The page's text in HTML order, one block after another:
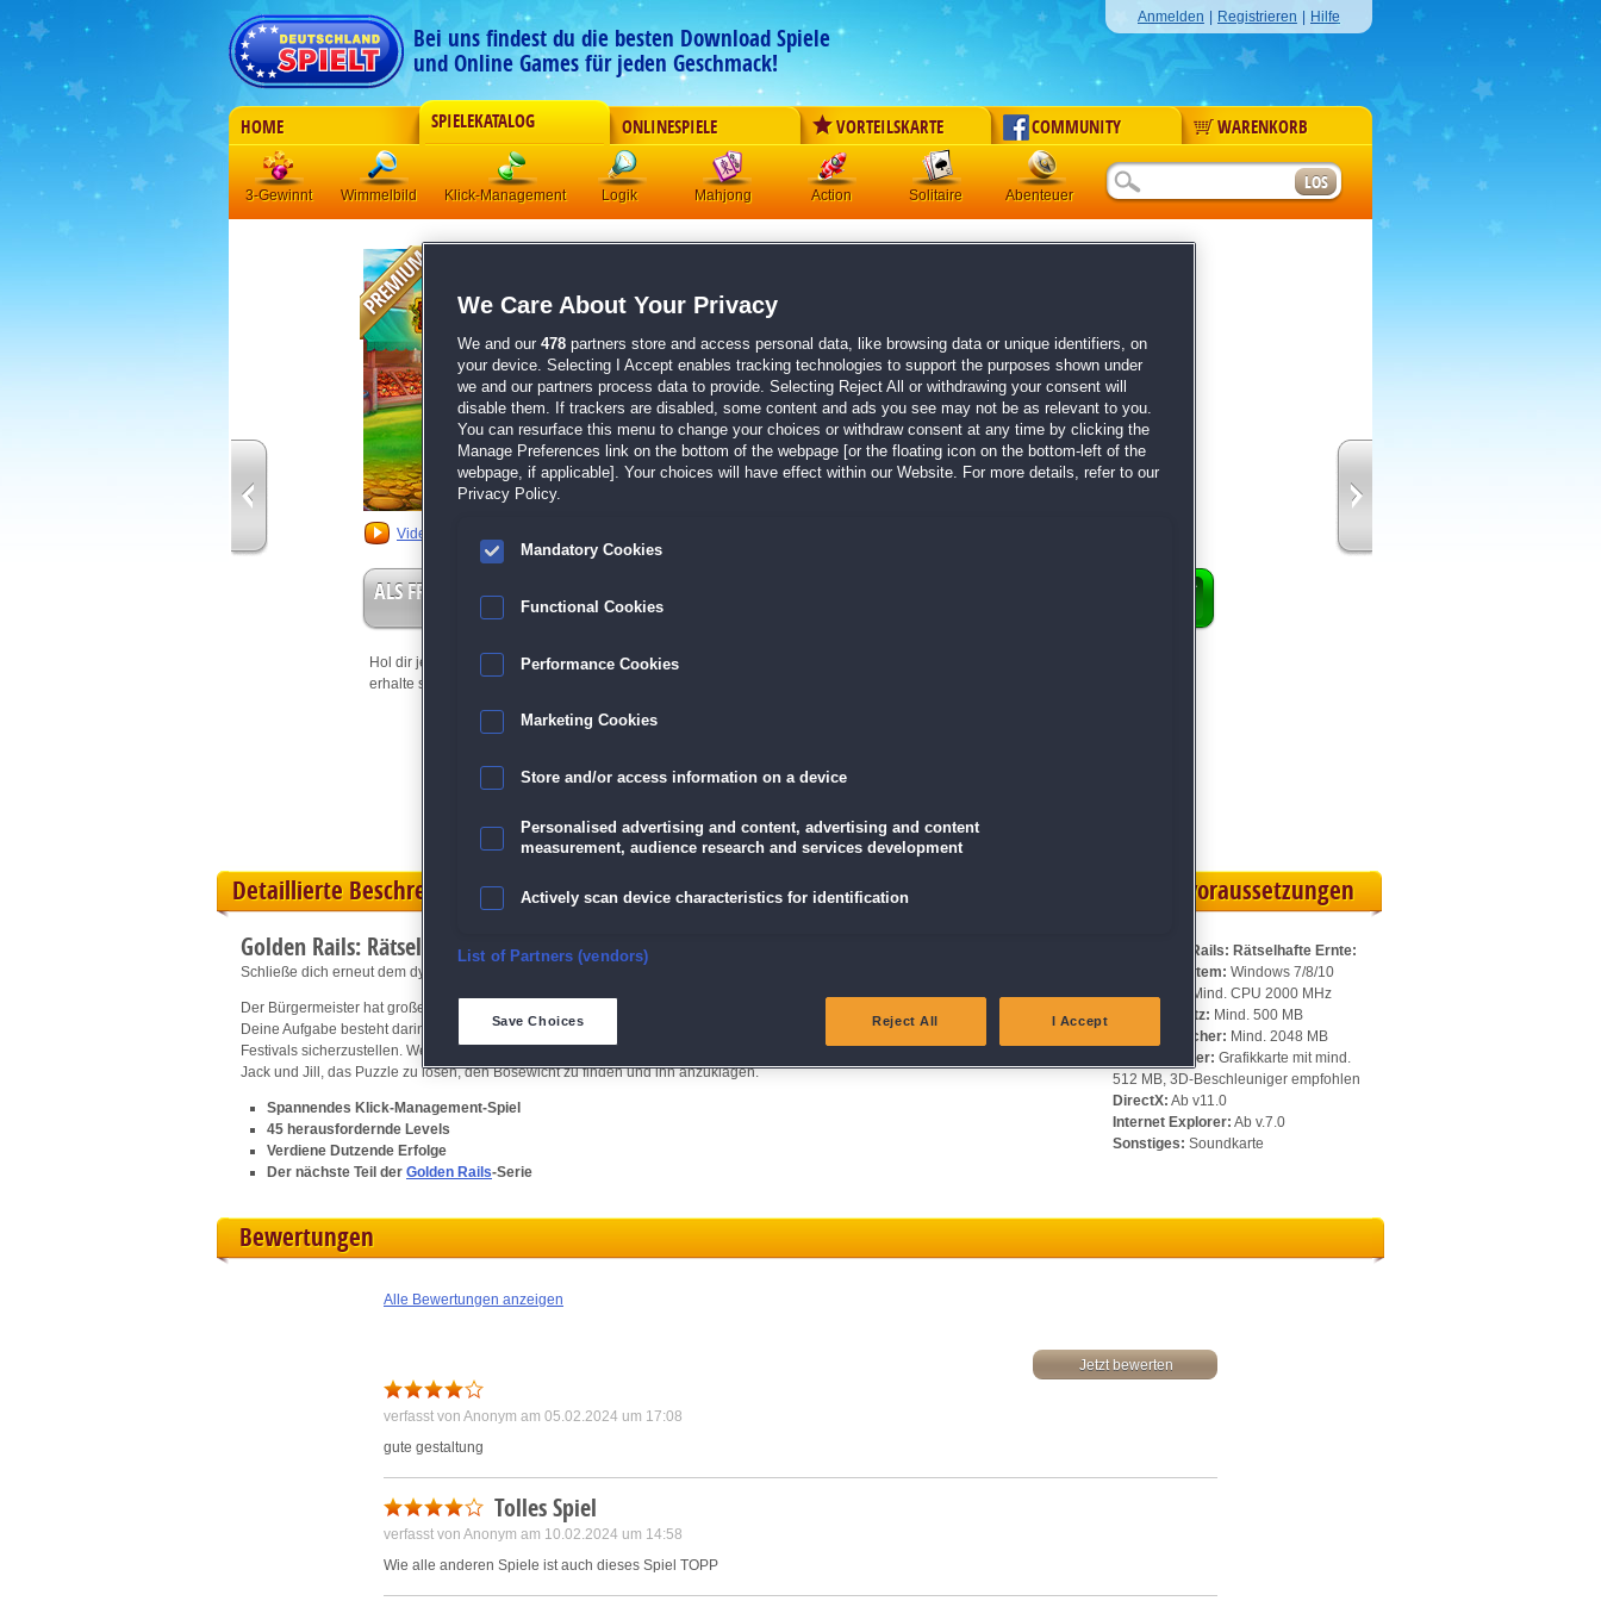
Bei uns findest du die besten Download Spiele
und Online Games für jeden Geschmack!
Anmelden Registrieren Hilfe
HOME SPIELEKATALOG ONLINESPIELE VORTEILSKARTE COMMUNITY WARENKORB
3-Gewinnt Wimmelbild Klick-Management Logik Mahjong Action Solitaire Abenteuer
Video anschauen
Originaltitel:
Entwickler:
von5 Mitgliedern
Klick-Management | Größe: 314.5 MB
Spannendes Klick-Management-Spiel
45 herausfordernde Levels
ALS FREISPIEL EINLÖSEN
Hol dir jetzt deine Vorteilskarteund
erhalte sofort bis zu 15 Freispiele!
Lade dir das Spiel jetzt herunter und
erhältlich
Detaillierte Beschreibung
Golden Rails: Rätselhafte Ernte
Schließe dich erneut dem dynamischen Duo Jack und Jill an!
Der Bürgermeister hat große Pläne für die Stadt und es liegt an dir, Jack und Jill bei der Verwirklichung dieser Pläne zu helfen.
Deine Aufgabe besteht darin, die reiche Gemüseernte zu transportieren und alte Eisenbahnen zu reparieren, um den Erfolg des
Festivals sicherzustellen. Wenn du tiefer in die Geschichte eintauchst, wirst du ein Netz aus Intrigen und Betrug entdecken. Hilf
Jack und Jill, das Puzzle zu lösen, den Bösewicht zu finden und ihn anzuklagen.
Spannendes Klick-Management-Spiel
45 herausfordernde Levels
Verdiene Dutzende Erfolge
Der nächste Teil der Golden Rails-Serie
Systemvoraussetzungen
Für Golden Rails: Rätselhafte Ernte:
Betriebssystem: Windows 7/8/10
Prozessor:
Mind. CPU 2000 MHz
Speicherplatz: Mind. 500 MB
Arbeitsspeicher: Mind. 2048 MB
Videospeicher: Grafikkarte mit mind.
512 MB, 3D-Beschleuniger empfohlen
DirectX: Ab v11.0
Internet Explorer: Ab v.7.0
Sonstiges: Soundkarte
Bewertungen
Alle Bewertungen anzeigen
Jetzt bewerten
verfasst von Anonym am 05.02.2024 um 17:08
gute gestaltung
Tolles Spiel
verfasst von Anonym am 10.02.2024 um 14:58
Wie alle anderen Spiele ist auch dieses Spiel TOPP
We Care About Your Privacy
We and our 478 partners store and access personal data, like browsing data or unique identifiers, on
your device. Selecting I Accept enables tracking technologies to support the purposes shown under
we and our partners process data to provide. Selecting Reject All or withdrawing your consent will
disable them. If trackers are disabled, some content and ads you see may not be as relevant to you.
You can resurface this menu to change your choices or withdraw consent at any time by clicking the
Manage Preferences link on the bottom of the webpage [or the floating icon on the bottom-left of the
webpage, if applicable]. Your choices will have effect within our Website. For more details, refer to our
Privacy Policy.
Mandatory Cookies
Functional Cookies
Performance Cookies
Marketing Cookies
Store and/or access information on a device
Personalised advertising and content, advertising and content
measurement, audience research and services development
Actively scan device characteristics for identification
Ensure security, prevent and detect fraud, and fix errors
Match and combine data from other data sources
Identify devices based on information transmitted automatically
Show Purposes
List of Partners (vendors)
Save Choices Reject All I Accept